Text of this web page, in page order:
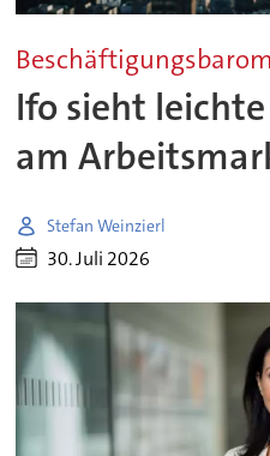
Ifo sieht
am
Stefan Weinzierl
30. Juli 2026